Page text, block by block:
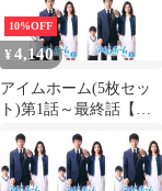
10%OFF
¥ 4,140
アイムホーム(5枚セッ
ト)第1話～最終話【全
巻セット 邦画 中古
DVD】ケース無:: レン
タル落ち